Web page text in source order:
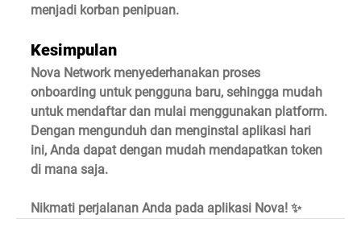
menjadi korban penipuan.
Kesimpulan
Nova Network menyederhanakan proses
onboarding untuk pengguna baru, sehingga mudah
untuk mendaftar dan mulai menggunakan platform.
Dengan mengunduh dan menginstal aplikasi hari
ini, Anda dapat dengan mudah mendapatkan token
di mana saja.
Nikmati perjalanan Anda pada aplikasi Nova! ✨